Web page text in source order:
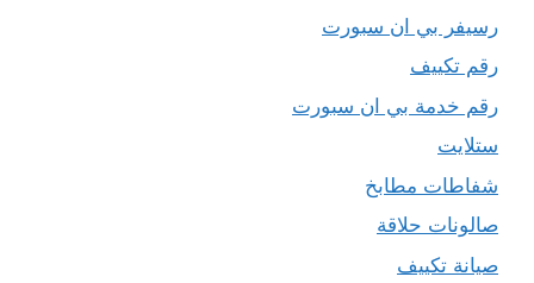
رسيفر بي ان سبورت
رقم تكييف
رقم خدمة بي ان سبورت
ستلايت
شفاطات مطابخ
صالونات حلاقة
صيانة تكييف